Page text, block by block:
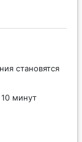
становятся
минут